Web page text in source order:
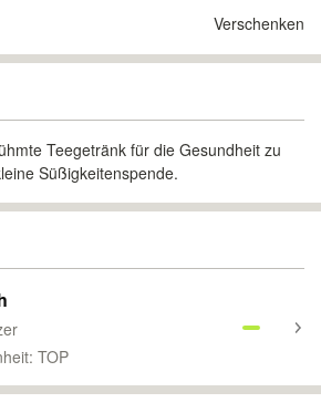
Verschenken
Teegetränk für die Gesundheit zu
Süßigkeitenspende.
TOP